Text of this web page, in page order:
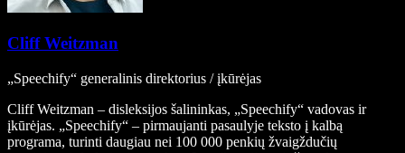
Cliff Weitzman
„Speechify“ generalinis direktorius / įkūrėjas
Cliff Weitzman – disleksijos šalininkas, „Speechify“ vadovas ir
įkūrėjas. „Speechify“ – pirmaujanti pasaulyje teksto į kalbą
programa, turinti daugiau nei 100 000 penkių žvaigždučių